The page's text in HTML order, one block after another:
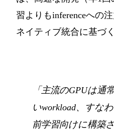
習よりもinferenceへの
ネイティブ統合に基づく
「主流のGPUは通
いworkload、すな
前学習向けに構築